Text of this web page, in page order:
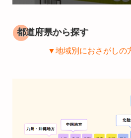
都道府県から探す
▼地域別におさがしの